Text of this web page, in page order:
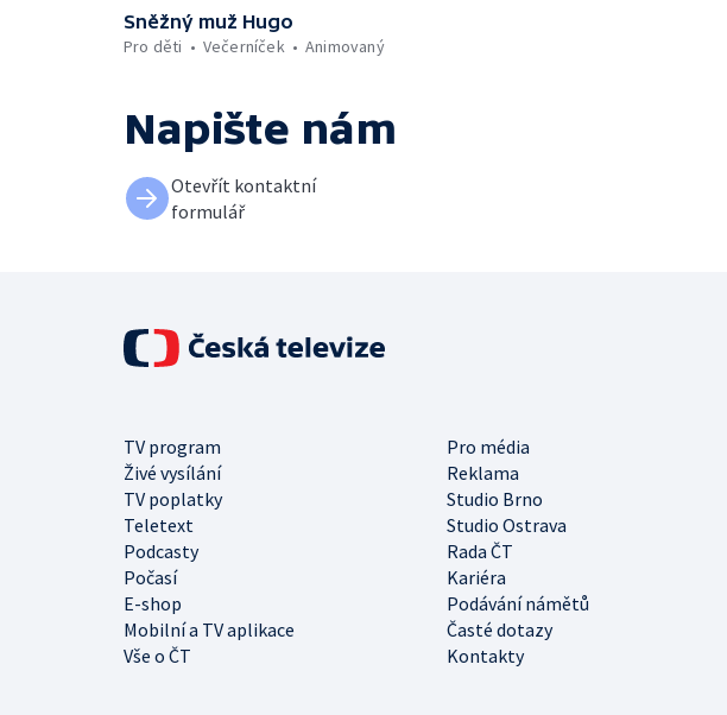
Sněžný muž Hugo
Pro děti
Večerníček Animovaný
Napište nám
Otevřít kontaktní
formulář
TV program
Pro média
Živé vysílání
Reklama
TV poplatky
Studio Brno
Teletext
Studio Ostrava
Podcasty
Rada ČT
Počasí
Kariéra
E-shop
Podávání námětů
Mobilní a TV aplikace
Časté dotazy
Vše o ČT
Kontakty